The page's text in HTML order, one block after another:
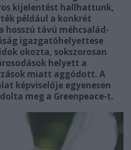
kijelentést hallhattunk,
például a konkrét
hosszú távú méhcsalád-
igazgatóhelyettese
okozta, sokszorosan
helyett a
miatt aggódott. A
képviselője egyenesen
meg a Greenpeace-t.